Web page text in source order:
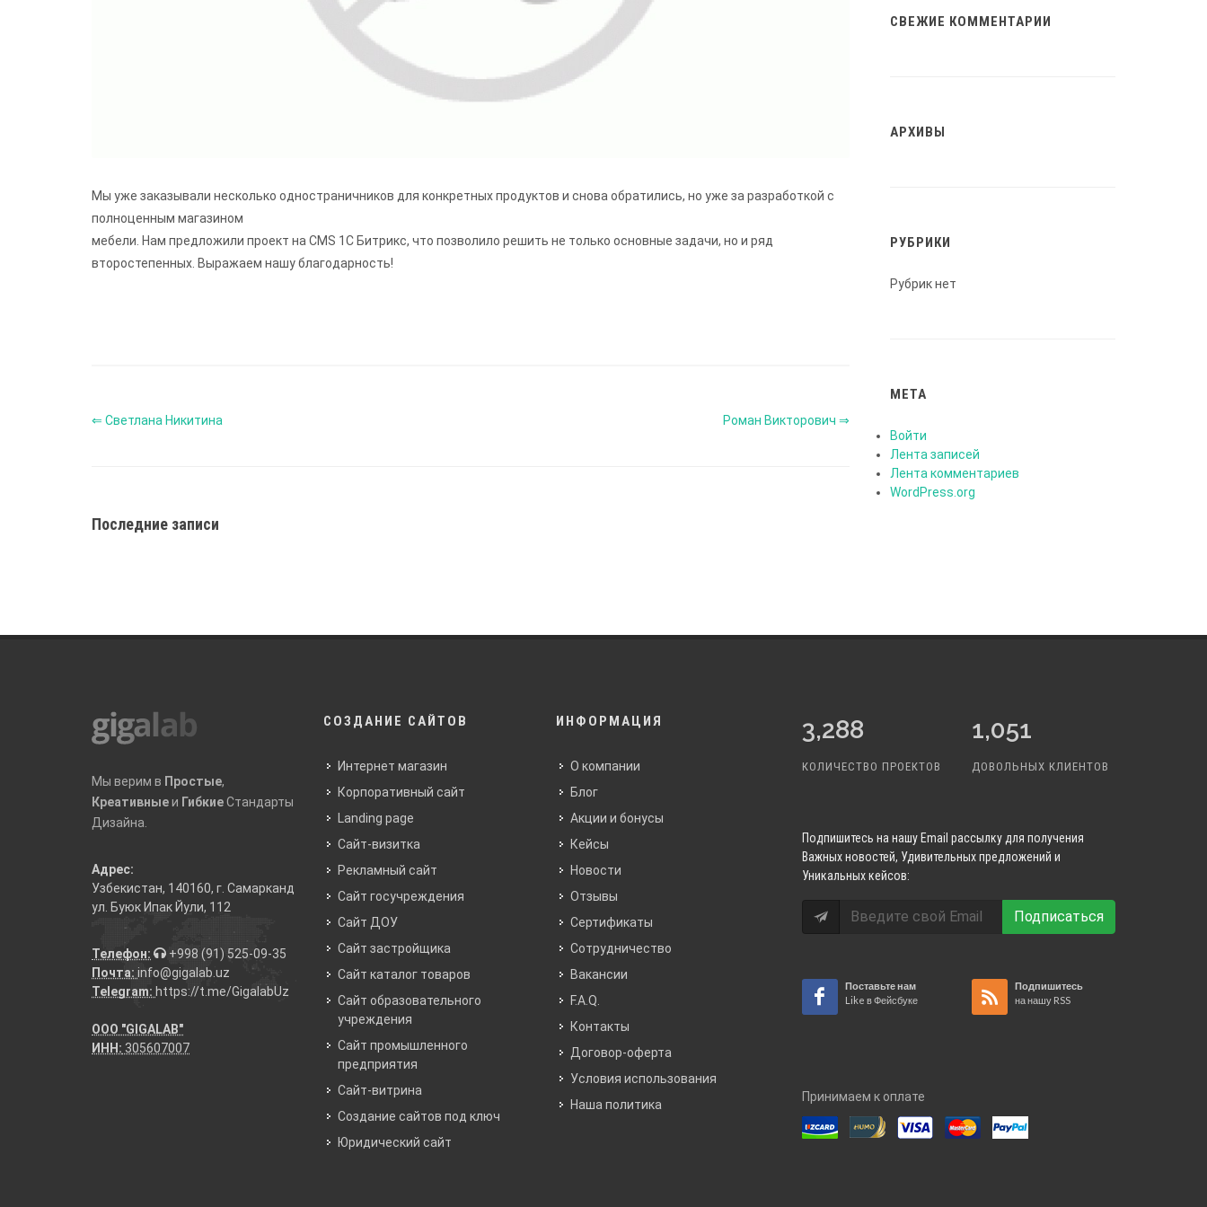
Мы уже заказывали несколько одностраничников для конкретных продуктов и снова обратились, но уже за разработкой с
полноценным магазином
мебели. Нам предложили проект на CMS 1С Битрикс, что позволило решить не только основные задачи, но и ряд
второстепенных. Выражаем нашу благодарность!
⇐ Светлана Никитина Роман Викторович ⇒
Последние записи
СВЕЖИЕ КОММЕНТАРИИ
АРХИВЫ
РУБРИКИ
Рубрик нет
МЕТА
Войти
Лента записей
Лента комментариев
WordPress.org
Мы верим в Простые,
Креативныеи ГибкиеСтандарты
Дизайна.
Адрес:
Узбекистан, 140160, г. Самарканд
ул. Буюк Ипак Йули, 112
Телефон:
+998 (91) 525-09-35
Почта: info@gigalab.uz
Telegram: https://t.me/GigalabUz
ООО "GIGALAB"
ИНН: 305607007
СОЗДАНИЕ САЙТОВ
Интернет магазин
Корпоративный сайт
Landing page
Сайт-визитка
Рекламный сайт
Сайт госучреждения
Сайт ДОУ
Сайт застройщика
Сайт каталог товаров
Сайт образовательного
учреждения
Сайт промышленного
предприятия
Сайт-витрина
Создание сайтов под ключ
Юридический сайт
ИНФОРМАЦИЯ
О компании
Блог
Акции и бонусы
Кейсы
Новости
Отзывы
Сертификаты
Сотрудничество
Вакансии
F.A.Q.
Контакты
Договор-оферта
Условия использования
Наша политика
3,877
КОЛИЧЕСТВО ПРОЕКТОВ
1,231
ДОВОЛЬНЫХ КЛИЕНТОВ
Подпишитесь на нашу Email рассылку для получения
Важных новостей, Удивительных предложений и
Уникальных кейсов:
Подписаться
Поставьте нам
Like в Фейсбуке
Подпишитесь
на нашу RSS
Принимаем к оплате